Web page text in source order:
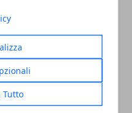
Tutto
G: risultati
ritorno e